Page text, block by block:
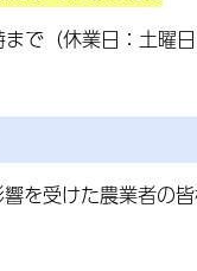
で（休業日：土曜
を受けた農業者の